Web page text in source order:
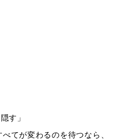
す」
てが変わるのを待つなら、